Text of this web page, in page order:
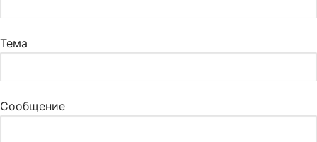
Тема
Сообщение